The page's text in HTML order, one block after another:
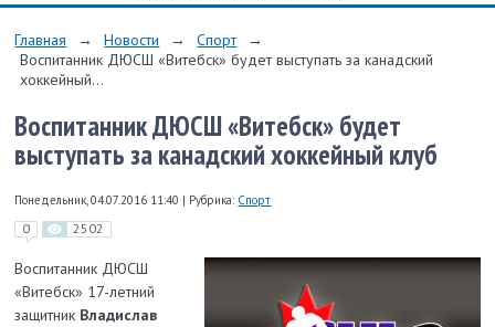
Главная → Новости → Спорт
→
Воспитанник ДЮСШ «Витебск» будет выступать за канадский
хоккейный...
Воспитанник ДЮСШ «Витебск» будет
выступать за канадский хоккейный клуб
Понедельник, 04.07.2016 11:40 | Рубрика: Спорт
0 2502
Воспитанник ДЮСШ
«Витебск» 17-летний
защитник Владислав